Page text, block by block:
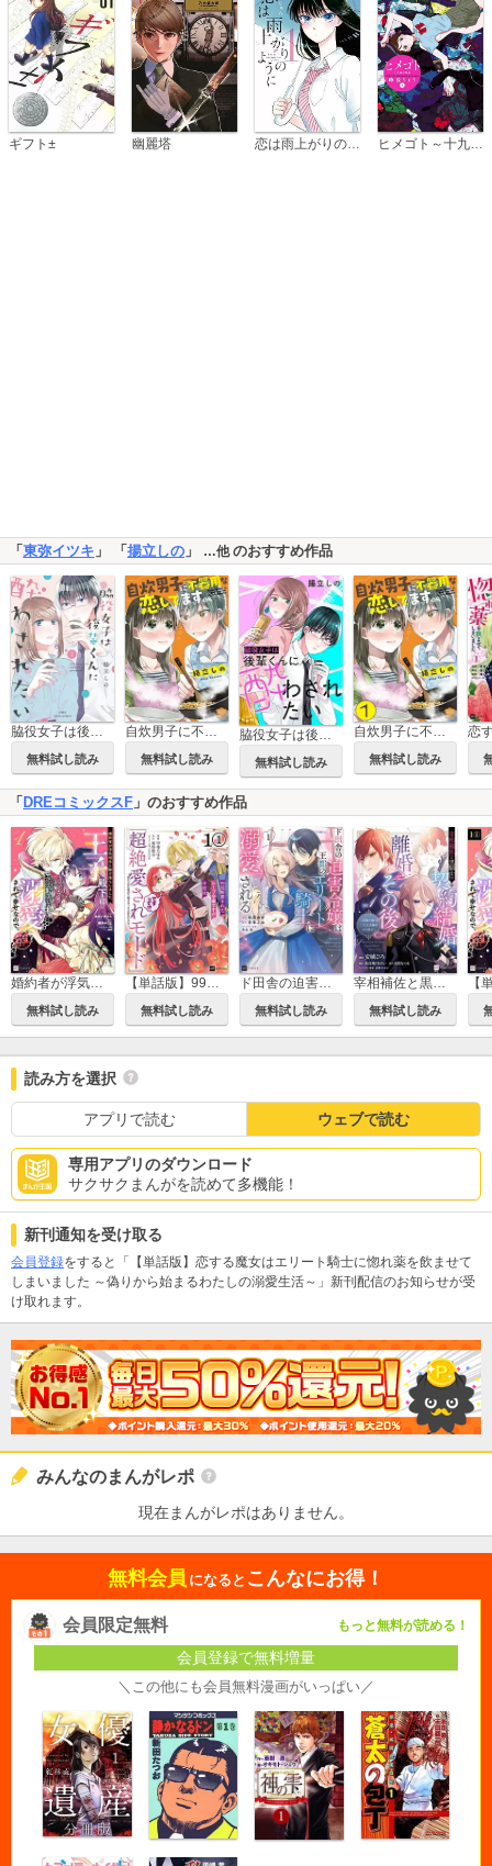
ギフト± 幽麗塔 ヒメゴト～十九歳の制服～
「東弥イツキ 」 「揚立しの 」 …他のおすすめ作品
脇役女子は後輩くんに酔わされたい
無料試し読み
自炊男子に不器用な恋してます。
無料試し読み 無料試し読み
自炊男子に不器用な恋してます。（分冊版）
無料試し読み
「DREコミックスF 」のおすすめ作品
婚約者が浮気相手と駆け落ちしました。王子殿下に溺愛されて幸せなので、今さら戻りたいと言われても困ります。
無料試し読み
【単話版】99回断罪されたループ令嬢ですが今世は「超絶愛されモード」ですって!? ～真の力に目覚めて始まる100回目の人生～
無料試し読み
ド田舎の迫害令嬢は王都のエリート騎士に溺愛される
無料試し読み
宰相補佐と黒騎士の契約結婚と離婚とその後
無料試し読み
読み方を選択
アプリで読む ウェブで読む
専用アプリのダウンロード
サクサクまんがを読めて多機能！
新刊通知を受け取る
会員登録をすると「【単話版】恋する魔女はエリート騎士に惚れ薬を飲ませて
しまいました ～偽りから始まるわたしの溺愛生活～」新刊配信のお知らせが受
け取れます。
みんなのまんがレポ
現在まんがレポはありません。
無料会員 になると こんなにお得！
会員限定無料 もっと無料が読める！
会員登録で無料増量
＼この他にも会員無料漫画がいっぱい／